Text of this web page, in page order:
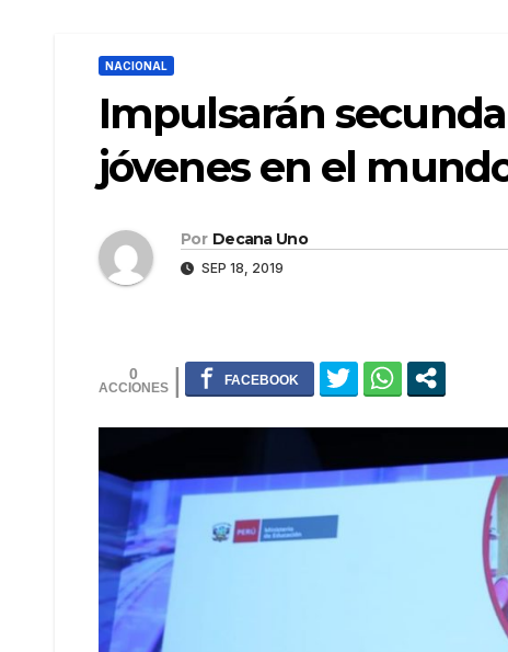
NACIONAL
Impulsarán
jóvenes en el
Por Decana Uno
SEP 18, 2019
0